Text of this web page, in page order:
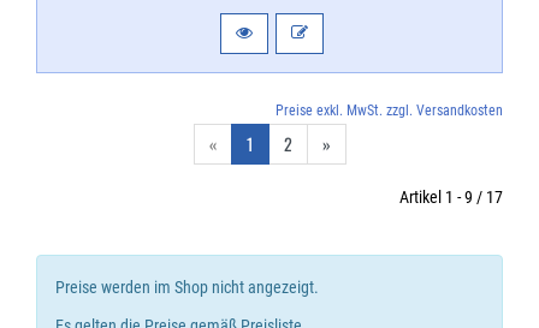
Preise exkl. MwSt. zzgl. Versandkosten
« 1 2 »
Artikel 1 - 9 / 17
Preise werden im Shop nicht angezeigt.